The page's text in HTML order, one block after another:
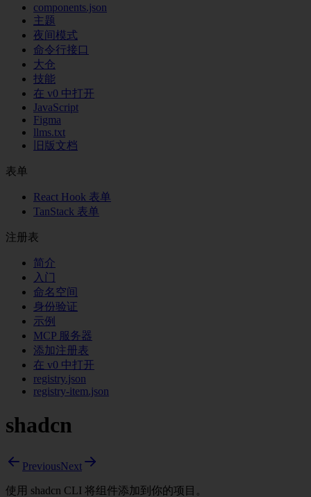
components.json
主题
夜间模式
命令行接口
大仓
技能
在 v0 中打开
JavaScript
Figma
llms.txt
旧版文档
表单
React Hook 表单
TanStack 表单
注册表
简介
入门
命名空间
身份验证
示例
MCP 服务器
添加注册表
在 v0 中打开
registry.json
registry-item.json
shadcn
PreviousNext
使用 shadcn CLI 将组件添加到你的项目。